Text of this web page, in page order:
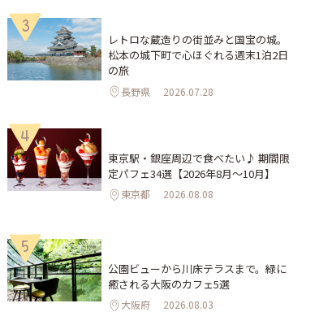
3
レトロな蔵造りの街並みと国宝の城。
松本の城下町で心ほぐれる週末1泊2日
の旅
長野県 2026.07.28
4
東京駅・銀座周辺で食べたい♪ 期間限
定パフェ34選【2026年8月～10月】
東京都 2026.08.08
5
公園ビューから川床テラスまで。緑に
癒される大阪のカフェ5選
大阪府 2026.08.03